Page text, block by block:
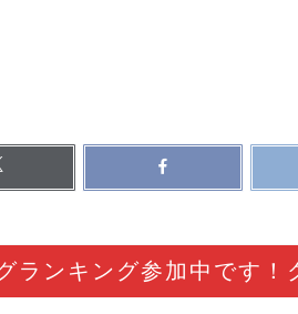
ランキング参加中です